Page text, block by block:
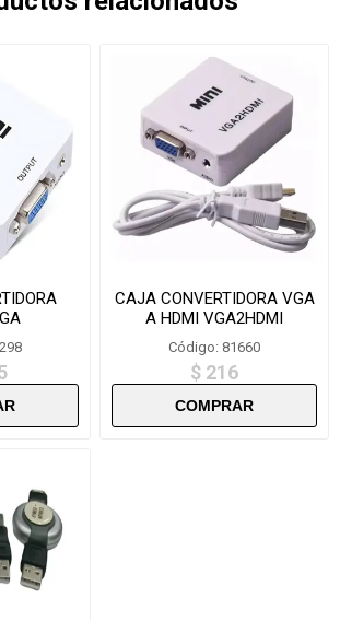
CAJA CONVERTIDORA VGA
A HDMI VGA2HDMI
Código: 81660
$ 216